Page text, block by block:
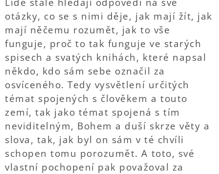
otázky, co se s nimi děje, jak mají žít, jak
mají něčemu rozumět, jak to vše
funguje, proč to tak funguje ve starých
spisech a svatých knihách, které napsal
někdo, kdo sám sebe označil za
osvíceného. Tedy vysvětlení určitých
témat spojených s člověkem a touto
zemí, tak jako témat spojená s tím
neviditelným, Bohem a duší skrze věty a
slova, tak, jak byl on sám v té chvíli
schopen tomu porozumět. A toto, své
vlastní pochopení pak považoval za